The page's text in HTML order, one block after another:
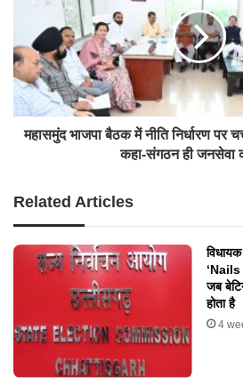
महासमुंद भाजपा बैठक में नीति निर्धारण पर
कहा-संगठन ही जनसेवा
Related Articles
जब
होता है
4